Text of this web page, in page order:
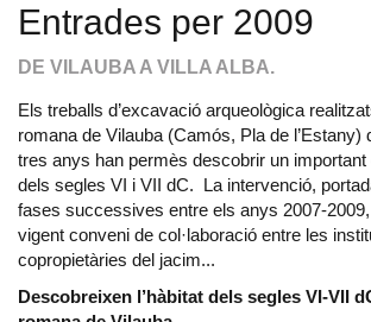
Entrades per 2009
DE VILAUBA A VILLA ALBA.
Els treballs d’excavació arqueològica
romana de Vilauba (Camós, Pla de l’Estany)
tres anys han permès descobrir un important
dels segles VI i VII dC. La intervenció,
fases successives entre els anys 2007-2009,
vigent conveni de col·laboració entre les
copropietàries del jacim...
Descobreixen l’hàbitat dels segles VI-VII